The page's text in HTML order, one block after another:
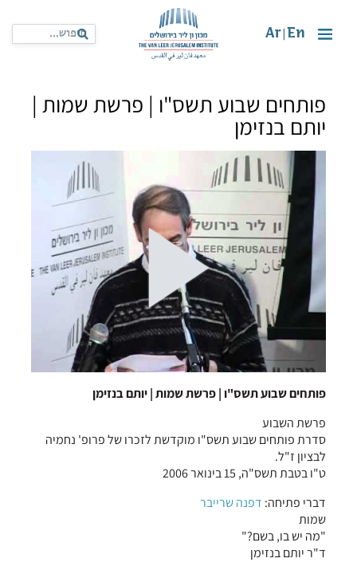
En
Ar
פותחים שבוע תשס"ו | פרשת שמות |
יותם בנזימן
פותחים שבוע תשס"ו | פרשת שמות | יותם בנזימן
פרשת השבוע
סדרת פותחים שבוע תשס"ו מוקדשת לזכרו של פרופ' נחמיה
לבציון ז"ל.
ט"ו בטבת תשס"ה, 15 בינואר 2006
דברי פתיחה: דפנה שרייבר
שמות
"מה יש בו, בשם?"
ד"ר יותם בנזימן